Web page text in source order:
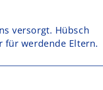
versorgt. Hübsch
für werdende Eltern.